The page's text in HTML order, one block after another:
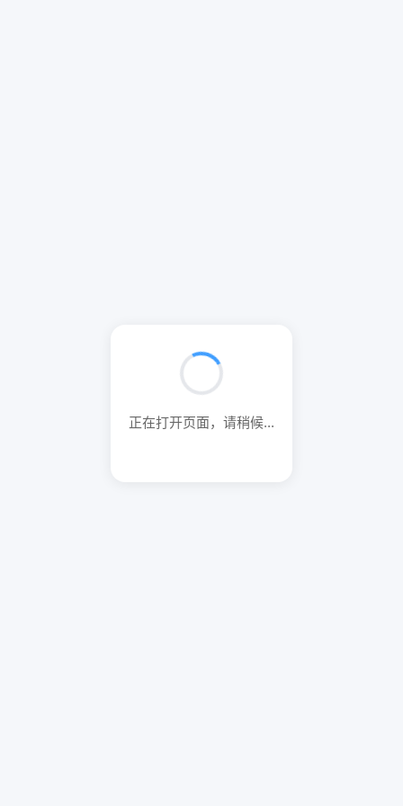
正在打开页面，请稍候...